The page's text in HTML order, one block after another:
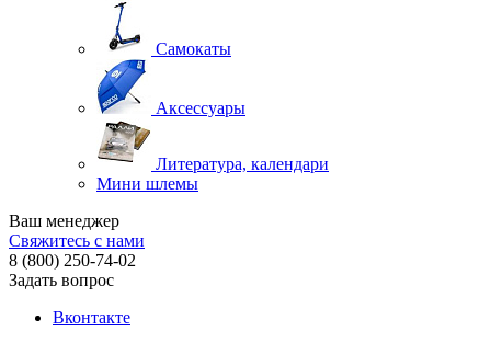
Самокаты
Аксессуары
Литература, календари
Мини шлемы
Ваш менеджер
Свяжитесь с нами
8 (800) 250-74-02
Задать вопрос
Вконтакте